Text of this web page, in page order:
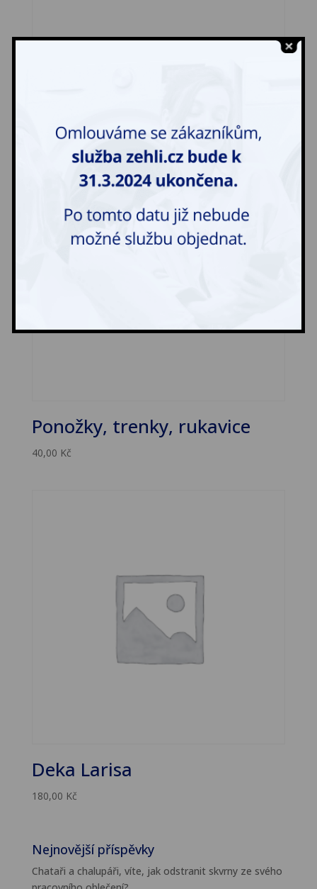
Ponožky, trenky, rukavice
40,00 Kč
Deka Larisa
180,00 Kč
Nejnovější příspěvky
Chataři a chalupáři, víte, jak odstranit skvrny ze svého